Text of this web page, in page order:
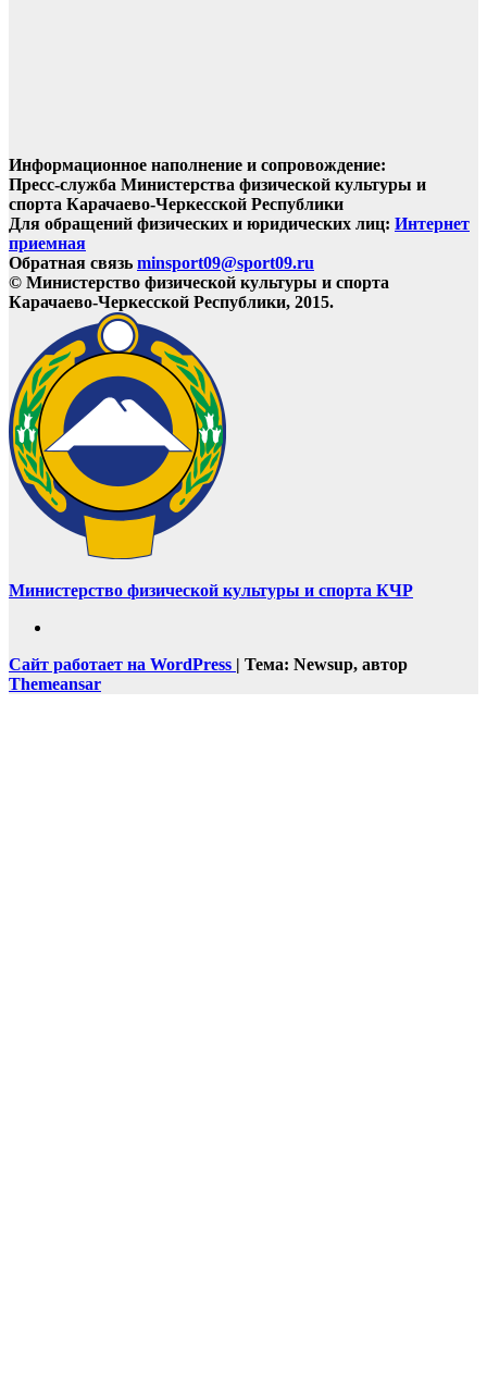
Информационное наполнение и сопровождение:
Пресс-служба Министерства физической культуры и
спорта Карачаево-Черкесской Республики
Для обращений физических и юридических лиц: Интернет
приемная
Обратная связь minsport09@sport09.ru
© Министерство физической культуры и спорта
Карачаево-Черкесской Республики, 2015.
Министерство физической культуры и спорта КЧР
Сайт работает на WordPress | Тема: Newsup, автор
Themeansar